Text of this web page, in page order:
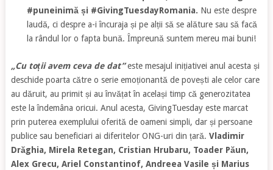
#puneinimă și #GivingTuesdayRomania. Nu este despre
laudă, ci despre a-i încuraja și pe alții să se alăture sau să facă
la rândul lor o fapta bună. Împreună suntem mereu mai buni!
„Cu toții avem ceva de dat”este mesajul inițiativei anul acesta și
deschide poarta către o serie emoționantă de povești ale celor care
au dăruit, au primit și au învățat în același timp că generozitatea
este la îndemâna oricui. Anul acesta, GivingTuesday este marcat
prin puterea exemplului oferită de oameni simpli, dar și persoane
publice sau beneficiari ai diferitelor ONG-uri din țară. Vladimir
Drăghia, Mirela Retegan, Cristian Hrubaru, Toader Păun,
Alex Grecu, Ariel Constantinof, Andreea Vasile și Marius